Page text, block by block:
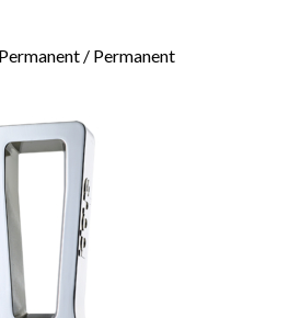
/ Permanent